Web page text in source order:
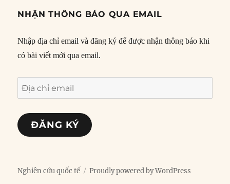
NHẬN THÔNG BÁO QUA EMAIL
Nhập địa chỉ email và đăng ký để được nhận thông báo khi
có bài viết mới qua email.
Địa
chỉ
email
ĐĂNG KÝ
Nghiên cứu quốc tế Proudly powered by WordPress